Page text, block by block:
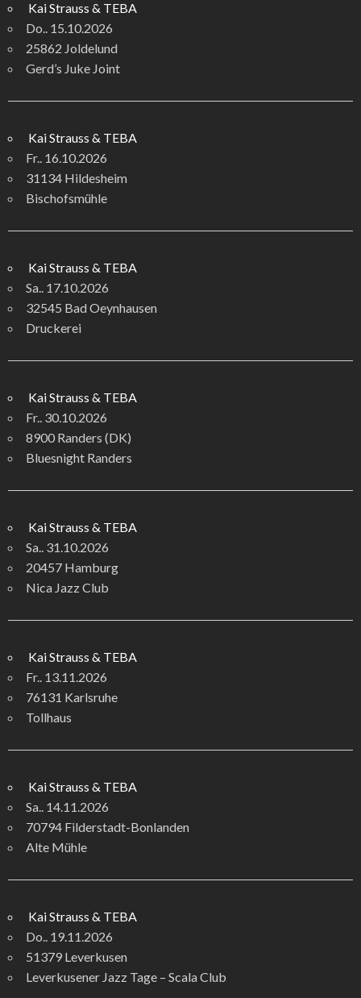
Kai Strauss & TEBA
Do.. 15.10.2026
25862 Joldelund
Gerd’s Juke Joint
Kai Strauss & TEBA
Fr.. 16.10.2026
31134 Hildesheim
Bischofsmühle
Kai Strauss & TEBA
Sa.. 17.10.2026
32545 Bad Oeynhausen
Druckerei
Kai Strauss & TEBA
Fr.. 30.10.2026
8900 Randers (DK)
Bluesnight Randers
Kai Strauss & TEBA
Sa.. 31.10.2026
20457 Hamburg
Nica Jazz Club
Kai Strauss & TEBA
Fr.. 13.11.2026
76131 Karlsruhe
Tollhaus
Kai Strauss & TEBA
Sa.. 14.11.2026
70794 Filderstadt-Bonlanden
Alte Mühle
Kai Strauss & TEBA
Do.. 19.11.2026
51379 Leverkusen
Leverkusener Jazz Tage – Scala Club